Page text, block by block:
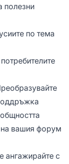
полезни
по тема
на вашия форум
ангажирайте с